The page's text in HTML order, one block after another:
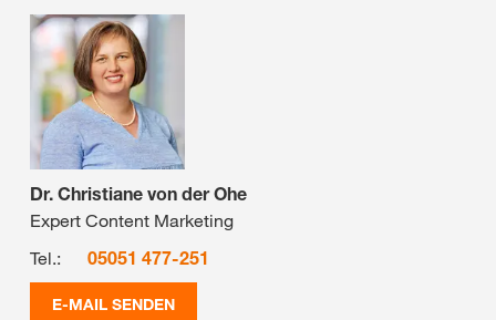
Dr. Christiane von der Ohe
Expert Content Marketing
Tel.:
05051 477-251
E-MAIL SENDEN